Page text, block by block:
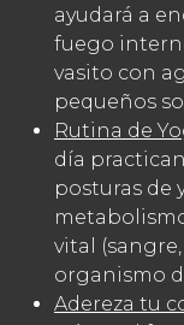
ayudará a
fuego
vasito con
pequeños
Rutina de
día
posturas de
vital
organismo
Adereza tu